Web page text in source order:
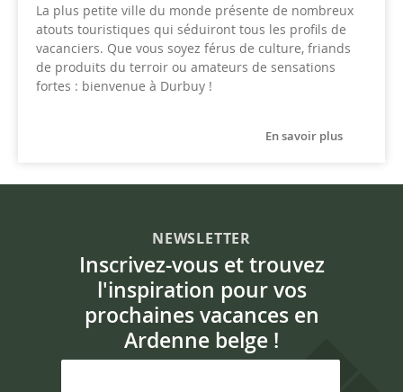
La plus petite ville du monde présente de nombreux
atouts touristiques qui séduiront tous les profils de
vacanciers. Que vous soyez férus de culture, friands
de produits du terroir ou amateurs de sensations
fortes : bienvenue à Durbuy !
En savoir plus
NEWSLETTER
Inscrivez-vous et trouvez
l'inspiration pour vos
prochaines vacances en
Ardenne belge !